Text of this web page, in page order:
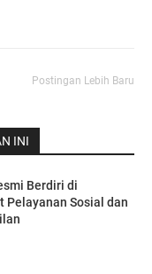
Postingan Lebih Baru
INI
Berdiri di
Pelayanan Sosial dan